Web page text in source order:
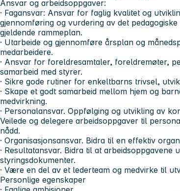
Ansvar og arbeidsoppgaver:
· Fagansvar: Ansvar for faglig kvalitet og
gjennomføring og vurdering av det
gjeldende rammeplan.
· Utarbeide og gjennomføre årsplan og
medarbeidere.
· Ansvar for foreldresamtaler, foreldremøter,
samarbeid med styrer.
· Sikre gode rutiner for enkeltbarns trivsel,
· Skape et godt samarbeid mellom hjem og
medvirkning.
· Personalansvar. Oppfølging og utvikling av
Veilede og delegere arbeidsoppgaver til
nådd.
· Organisasjonsansvar. Bidra til en effektiv
· Resultatansvar. Bidra til at
styringsdokumenter.
· Være en del av et lederteam og medvirke til
Personlige egenskaper